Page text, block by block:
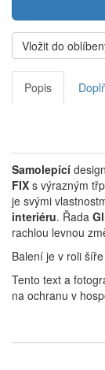
Vložit do
Popis
Samolepící
FIX s výrazným
je svými
interiéru. Řada
rachlou levnou
Balení je v roli
Tento text a
na ochranu v